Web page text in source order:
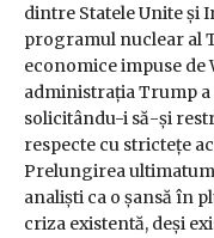
dintre Statele Unite și
programul nuclear al
economice impuse
administrația Trump
solicitându-i să-și
respecte cu strictețe
Prelungirea
analiști ca o șansă în
criza existentă, deși